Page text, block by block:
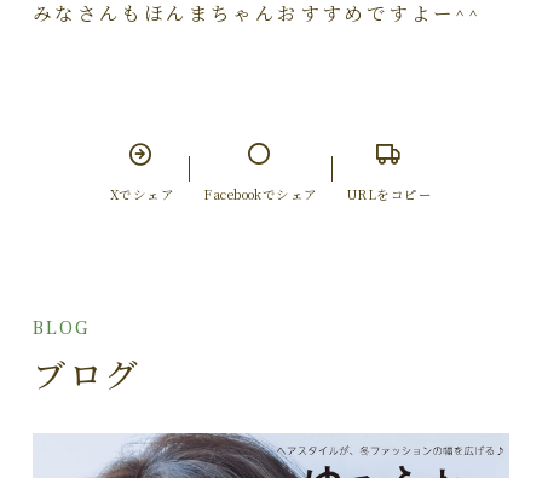
みなさんもほんまちゃんおすすめですよー ^^
Xでシェア Facebookでシェア URLをコピー
BLOG
ブログ